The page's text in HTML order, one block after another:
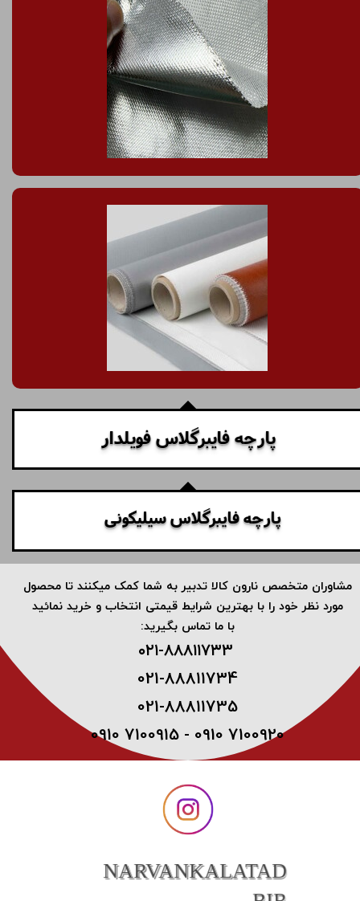
پارچه فایبرگلاس فویلدار
پارچه فایبرگلاس سیلیکونی
​مشاوران متخصص نارون کالا تدبیر به شما کمک میکنند تا محصول
مورد نظر خود را با بهترین شرایط قیمتی انتخاب و خرید نمائید
با ما تماس بگیرید:
۰۲۱-۸۸۸۱۱۷۳3 ​
021-88811734
021-88811735
0910 7100915 - 0910 7100920
NARVANKALATAD